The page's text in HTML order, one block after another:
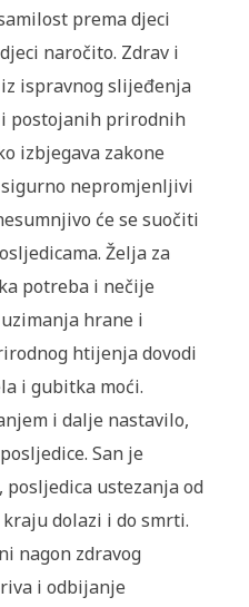
prema djeci
naročito. Zdrav i
ispravnog slijeđenja
postojanih prirodnih
izbjegava zakone
nepromjenljivi
će se suočiti
Želja za
potreba i nečije
hrane i
htijenja dovodi
i gubitka moći.
i dalje nastavilo,
San je
ustezanja od
dolazi i do smrti.
nagon zdravog
i odbijanje